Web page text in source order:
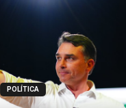
POLÍTICA